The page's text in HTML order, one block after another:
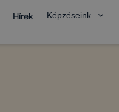
Hírek Képzéseink